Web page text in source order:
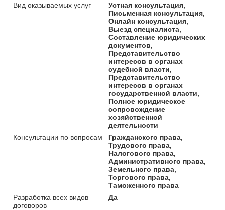
Вид оказываемых услуг
Устная консультация,
Письменная консультация,
Онлайн консультация,
Выезд специалиста,
Составление юридических
документов,
Представительство
интересов в органах
судебной власти,
Представительство
интересов в органах
государственной власти,
Полное юридическое
сопровождение
хозяйственной
деятельности
Консультации по вопросам
Гражданского права,
Трудового права,
Налогового права,
Административного права,
Земельного права,
Торгового права,
Таможенного права
Разработка всех видов
договоров
Да